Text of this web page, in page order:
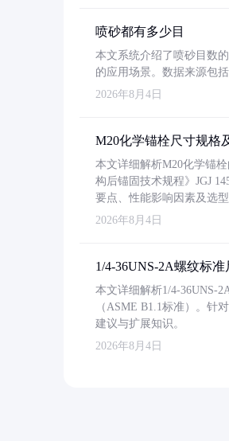
喷砂都有多少目
本文系统介绍了喷砂目数
的应用场景。数据来源包
2026年8月4日
M20化学锚栓尺寸规格
本文详细解析M20化学锚
构后锚固技术规程》JGJ
要点、性能影响因素及选
2026年8月4日
1/4-36UNS-2A螺纹标准
本文详细解析1/4-36UNS-
（ASME B1.1标准）。针
建议与扩展知识。
2026年8月4日